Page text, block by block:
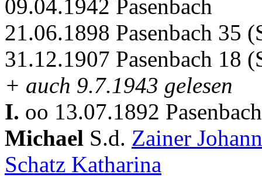
09.04.1942 Pasenbach
21.06.1898 Pasenbach 35
31.12.1907 Pasenbach 18
+ auch 9.7.1943 gelesen
I. oo 13.07.1892
Michael S.d. Zainer
Schatz Katharina